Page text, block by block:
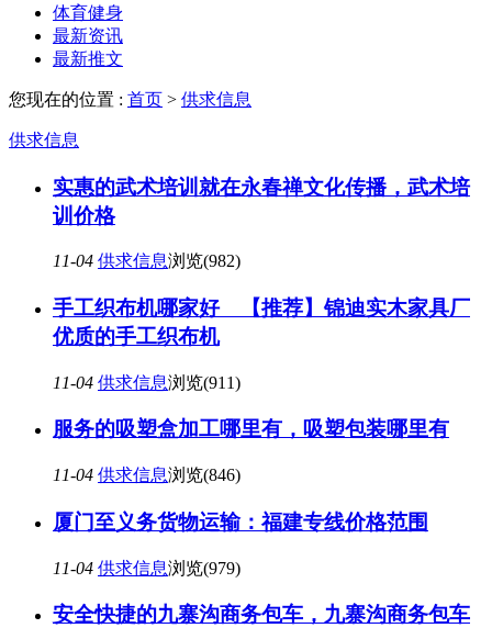
体育健身
最新资讯
最新推文
您现在的位置 : 首页 > 供求信息
供求信息
实惠的武术培训就在永春禅文化传播，武术培
训价格
11-04 供求信息浏览(982)
手工织布机哪家好 【推荐】锦迪实木家具厂
优质的手工织布机
11-04 供求信息浏览(911)
服务的吸塑盒加工哪里有，吸塑包装哪里有
11-04 供求信息浏览(846)
厦门至义务货物运输：福建专线价格范围
11-04 供求信息浏览(979)
安全快捷的九寨沟商务包车，九寨沟商务包车